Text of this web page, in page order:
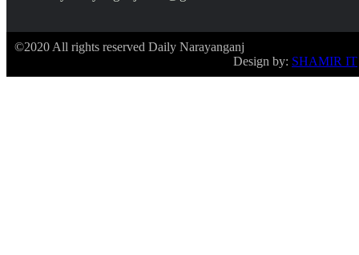
©2020 All rights reserved Daily Narayanganj
Design by: SHAMIR IT